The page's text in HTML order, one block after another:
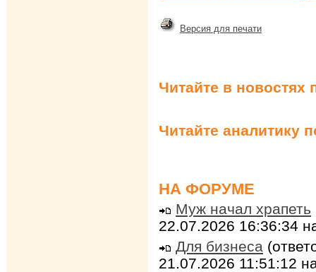
Версия для печати
Читайте в новостях
Читайте аналитику
НА ФОРУМЕ
Муж начал храпеть
22.07.2026 16:36:34
Для бизнеса
21.07.2026 11:51:12